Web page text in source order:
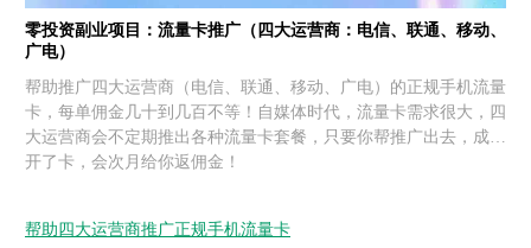
零投资副业项目：流量卡推广（四大运营商：电信、联通、移动、
广电）
帮助推广四大运营商（电信、联通、移动、广电）的正规手机流量
卡，每单佣金几十到几百不等！自媒体时代，流量卡需求很大，四
大运营商会不定期推出各种流量卡套餐，只要你帮推广出去，成功
开了卡，会次月给你返佣金！
帮助四大运营商推广正规手机流量卡